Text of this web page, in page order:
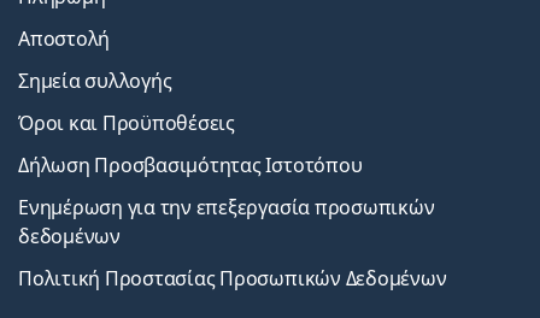
Αποστολή
Σημεία συλλογής
Όροι και Προϋποθέσεις
Δήλωση Προσβασιμότητας Ιστοτόπου
Ενημέρωση για την επεξεργασία προσωπικών
δεδομένων
Πολιτική Προστασίας Προσωπικών Δεδομένων